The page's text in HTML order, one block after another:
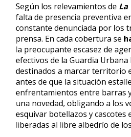
Según los relevamientos de La
falta de presencia preventiva
constante denunciada por los
prensa. En cada cobertura se
la preocupante escasez de
efectivos de la Guardia Urbana
destinados a marcar territorio
antes de que la situación
enfrentamientos entre barras
una novedad, obligando a los
esquivar botellazos y cascotes
liberadas al libre albedrío de